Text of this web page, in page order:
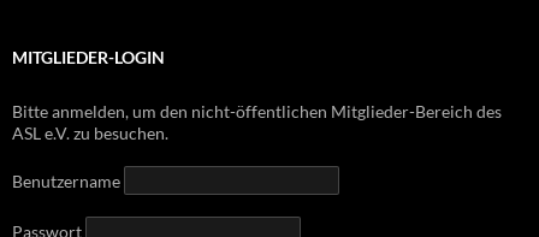
MITGLIEDER-LOGIN
Bitte anmelden, um den nicht-öffentlichen Mitglieder-Bereich des
ASL e.V. zu besuchen.
Benutzername
Passwort